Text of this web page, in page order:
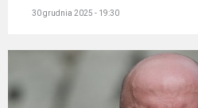
30 grudnia 2025 - 19:30